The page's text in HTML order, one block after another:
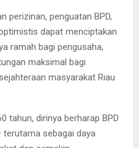
perizinan, penguatan BPD,
dapat menciptakan
ramah bagi pengusaha,
maksimal bagi
masyarakat Riau
tahun, dirinya berharap BPD
sebagai daya